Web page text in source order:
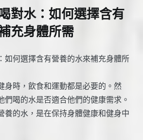
對水：如何選擇含有
充身體所需
如何選擇含有營養的水來補充身體所
身時，飲食和運動都是必要的。然
們喝的水是否適合他們的健康需求。
養的水，是在保持身體健康和健身中